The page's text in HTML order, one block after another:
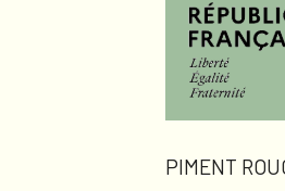
PIMENT